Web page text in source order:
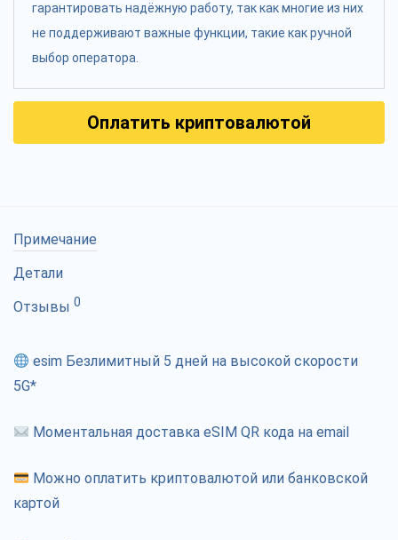
гарантировать надёжную работу, так как многие из них
не поддерживают важные функции, такие как ручной
выбор оператора.
Оплатить криптовалютой
Примечание
Детали
Отзывы 0
esim Безлимитный 5 дней на высокой скорости
5G*
Моментальная доставка eSIM QR кода на email
Можно оплатить криптовалютой или банковской
картой